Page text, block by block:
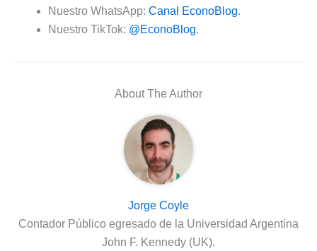
Nuestro WhatsApp: Canal EconoBlog.
Nuestro TikTok: @EconoBlog.
About The Author
Jorge Coyle
Contador Público egresado de la Universidad Argentina
John F. Kennedy (UK).